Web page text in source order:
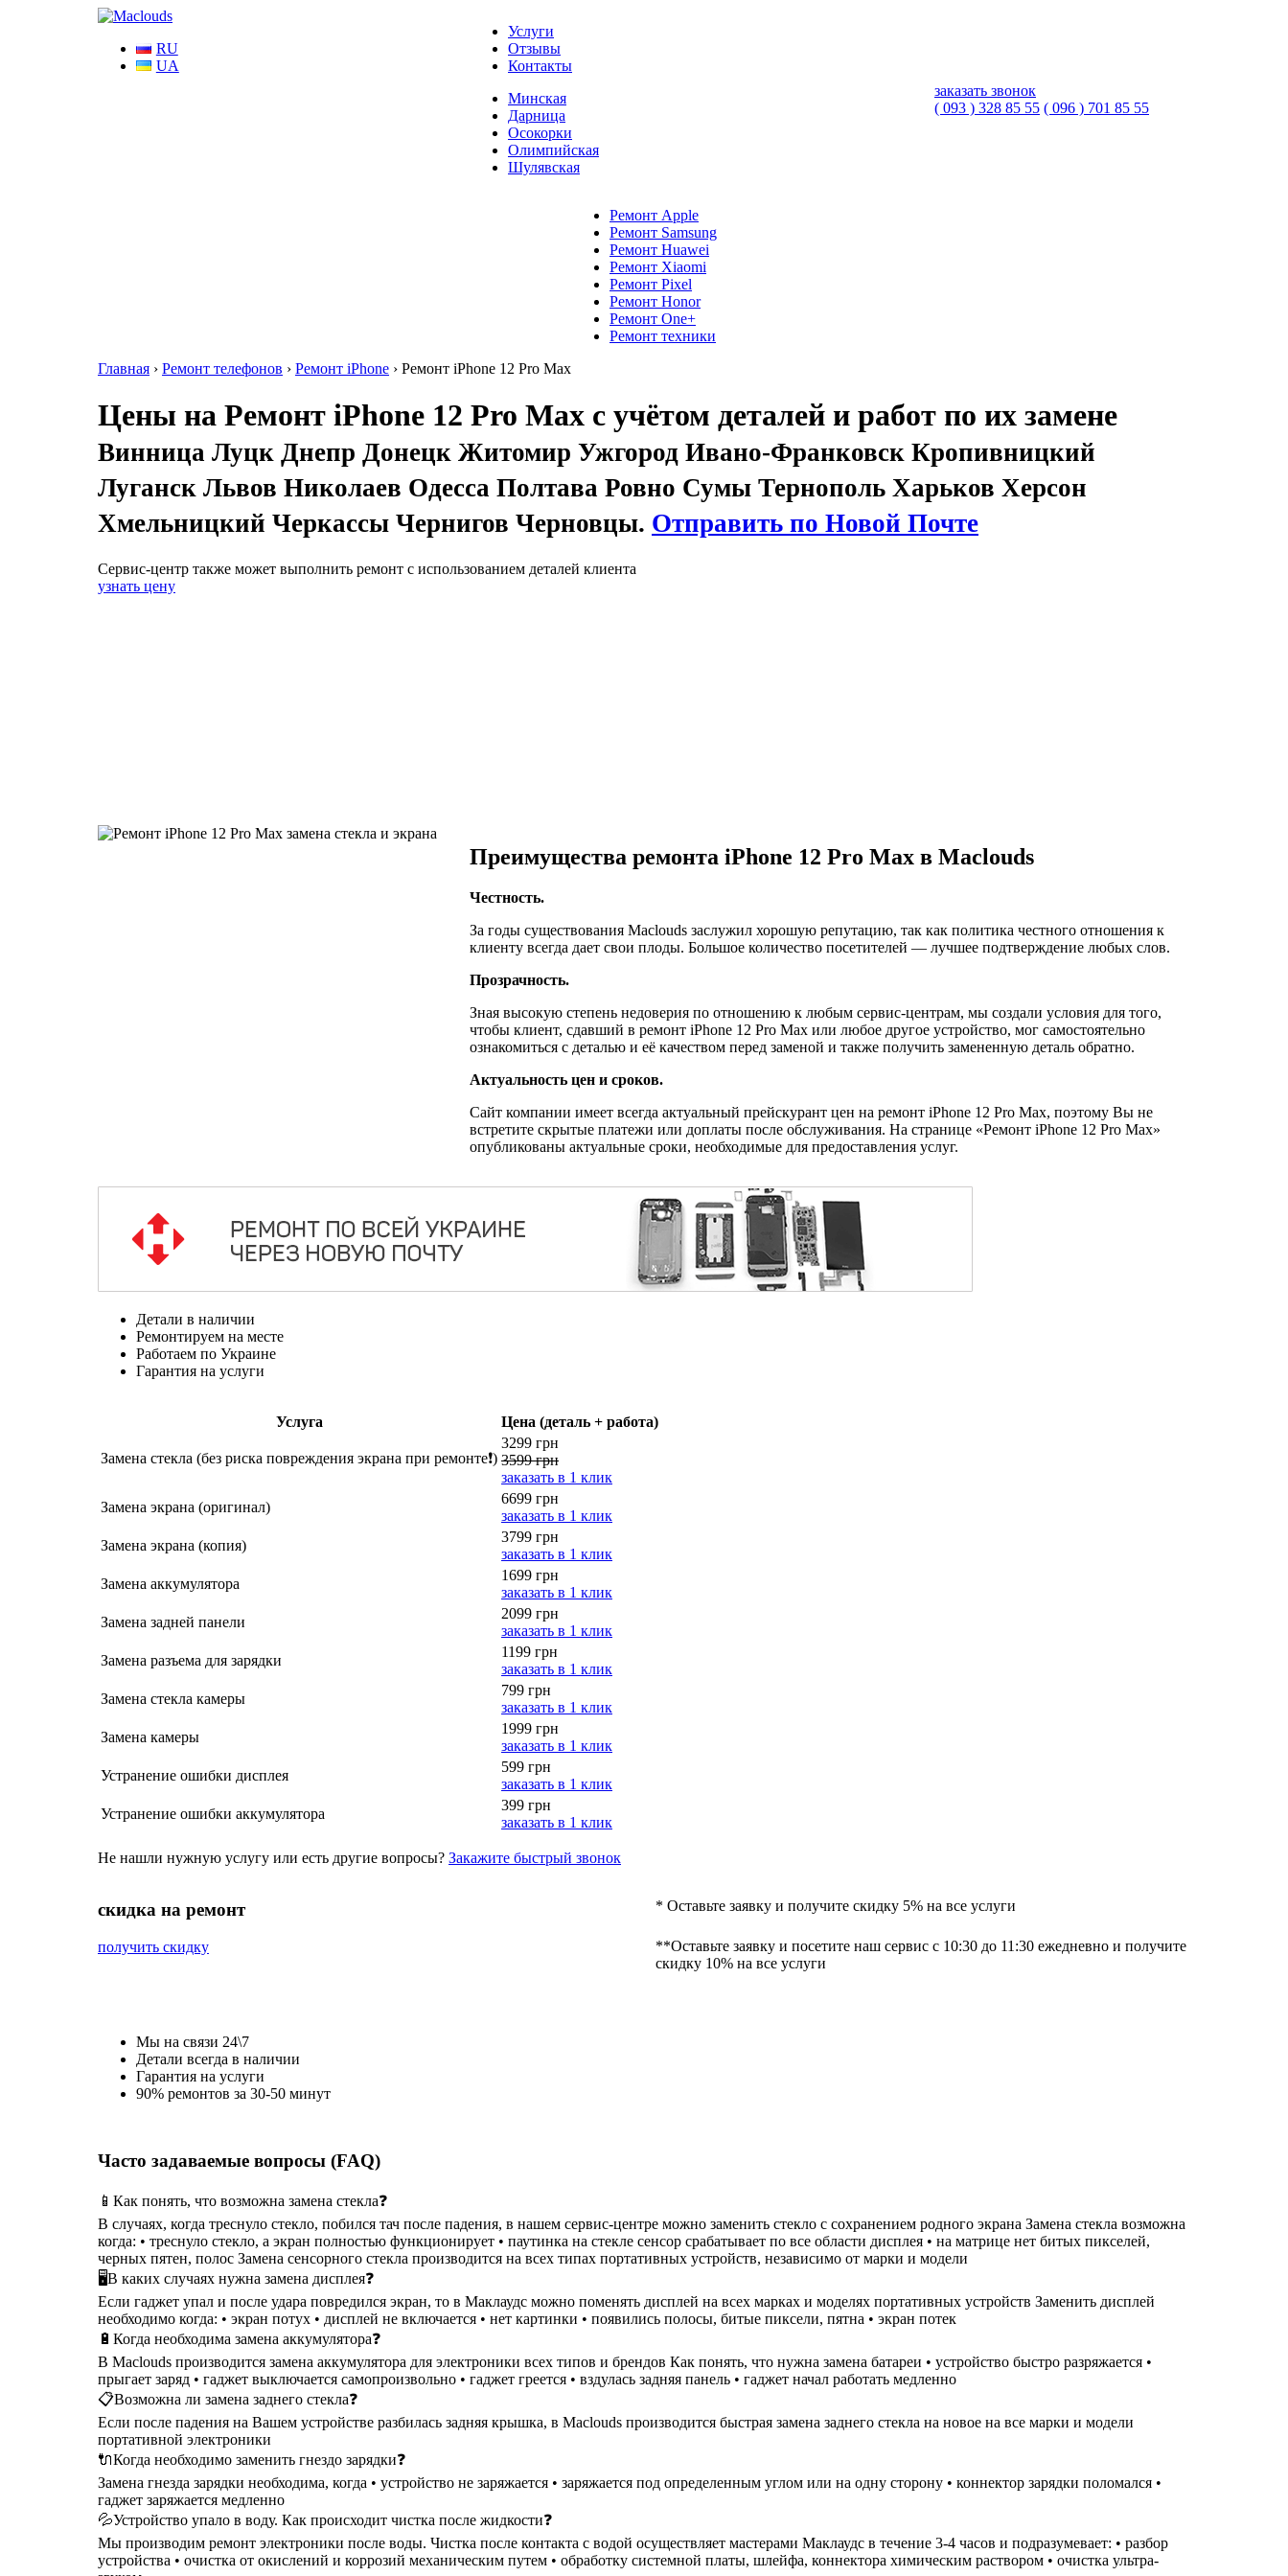
RU
UA
Услуги
Отзывы
Контакты
Минская
Дарница
Осокорки
Олимпийская
Шулявская
заказать звонок
( 093 ) 328 85 55 ( 096 ) 701 85 55
Ремонт Apple
Ремонт Samsung
Ремонт Huawei
Ремонт Xiaomi
Ремонт Pixel
Ремонт Honor
Ремонт One+
Ремонт техники
Главная › Ремонт телефонов › Ремонт iPhone › Ремонт iPhone 12 Pro Max
Цены на Ремонт iPhone 12 Pro Max с учётом деталей и работ по их замене
Винница Луцк Днепр Донецк Житомир Ужгород Ивано-Франковск Кропивницкий
Луганск Львов Николаев Одесса Полтава Ровно Сумы Тернополь Харьков Херсон
Хмельницкий Черкассы Чернигов Черновцы. Отправить по Новой Почте
Сервис-центр также может выполнить ремонт с использованием деталей клиента
узнать цену
Преимущества ремонта iPhone 12 Pro Max в Maclouds
Честность.
За годы существования Maclouds заслужил хорошую репутацию, так как политика честного отношения к
клиенту всегда дает свои плоды. Большое количество посетителей — лучшее подтверждение любых слов.
Прозрачность.
Зная высокую степень недоверия по отношению к любым сервис-центрам, мы создали условия для того,
чтобы клиент, сдавший в ремонт iPhone 12 Pro Max или любое другое устройство, мог самостоятельно
ознакомиться с деталью и её качеством перед заменой и также получить замененную деталь обратно.
Актуальность цен и сроков.
Сайт компании имеет всегда актуальный прейскурант цен на ремонт iPhone 12 Pro Max, поэтому Вы не
встретите скрытые платежи или доплаты после обслуживания. На странице «Ремонт iPhone 12 Pro Max»
опубликованы актуальные сроки, необходимые для предоставления услуг.
Детали в наличии
Ремонтируем на месте
Работаем по Украине
Гарантия на услуги
Услуга Цена (деталь + работа)
Замена стекла (без риска повреждения экрана при ремонте❗)
3299 грн
3599 грн
заказать в 1 клик
Замена экрана (оригинал)
6699 грн
заказать в 1 клик
Замена экрана (копия)
3799 грн
заказать в 1 клик
Замена аккумулятора
1699 грн
заказать в 1 клик
Замена задней панели
2099 грн
заказать в 1 клик
Замена разъема для зарядки
1199 грн
заказать в 1 клик
Замена стекла камеры
799 грн
заказать в 1 клик
Замена камеры
1999 грн
заказать в 1 клик
Устранение ошибки дисплея
599 грн
заказать в 1 клик
Устранение ошибки аккумулятора
399 грн
заказать в 1 клик
Не нашли нужную услугу или есть другие вопросы? Закажите быстрый звонок
cкидка на ремонт
получить скидку
* Оставьте заявку и получите скидку 5% на все услуги
**Оставьте заявку и посетите наш сервис с 10:30 до 11:30 ежедневно и получите
скидку 10% на все услуги
Мы на связи 24\7
Детали всегда в наличии
Гарантия на услуги
90% ремонтов за 30-50 минут
Часто задаваемые вопросы (FAQ)
📱Как понять, что возможна замена стекла❓
В случаях, когда треснуло стекло, побился тач после падения, в нашем сервис-центре можно заменить стекло с сохранением родного экрана Замена стекла возможна
когда: • треснуло стекло, а экран полностью функционирует • паутинка на стекле сенсор срабатывает по все области дисплея • на матрице нет битых пикселей,
черных пятен, полос Замена сенсорного стекла производится на всех типах портативных устройств, независимо от марки и модели
🖥В каких случаях нужна замена дисплея❓
Если гаджет упал и после удара повредился экран, то в Маклаудс можно поменять дисплей на всех марках и моделях портативных устройств Заменить дисплей
необходимо когда: • экран потух • дисплей не включается • нет картинки • появились полосы, битые пиксели, пятна • экран потек
🔋Когда необходима замена аккумулятора❓
В Maclouds производится замена аккумулятора для электроники всех типов и брендов Как понять, что нужна замена батареи • устройство быстро разряжается •
прыгает заряд • гаджет выключается самопроизвольно • гаджет греется • вздулась задняя панель • гаджет начал работать медленно
📋Возможна ли замена заднего стекла❓
Если после падения на Вашем устройстве разбилась задняя крышка, в Maclouds производится быстрая замена заднего стекла на новое на все марки и модели
портативной электроники
🔌Когда необходимо заменить гнездо зарядки❓
Замена гнезда зарядки необходима, когда • устройство не заряжается • заряжается под определенным углом или на одну сторону • коннектор зарядки поломался •
гаджет заряжается медленно
💦Устройство упало в воду. Как происходит чистка после жидкости❓
Мы производим ремонт электроники после воды. Чистка после контакта с водой осуществляет мастерами Маклаудс в течение 3-4 часов и подразумевает: • разбор
устройства • очистка от окислений и коррозий механическим путем • обработку системной платы, шлейфа, коннектора химическим раствором • очистка ультра-